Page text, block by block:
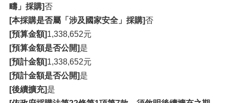
疇」採購]否
[本採購是否屬「涉及國家安全」採購]否
[預算金額]1,338,652元
[預算金額是否公開]是
[預計金額]1,338,652元
[預計金額是否公開]是
[後續擴充]是